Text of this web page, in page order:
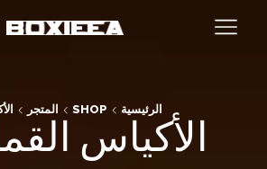
الرئيسية SHOP المتجر
الأكياس